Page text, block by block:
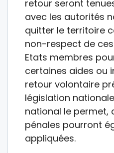
retour seront
avec les autorités
quitter le territoire
non-respect de
Etats membres
certaines aides ou
retour volontaire
législation
national le permet,
pénales pourront
appliquées.